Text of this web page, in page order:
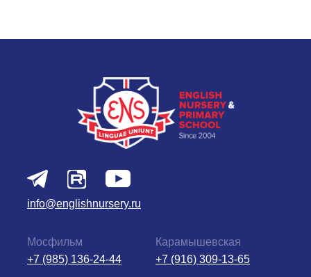
info@englishnursery.ru
+7 (916) 309-13-65
Карамышевская
+7 (985) 136-24-44
Мосфильм